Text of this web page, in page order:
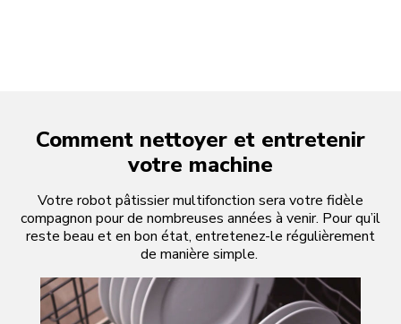
Comment nettoyer et entretenir
votre machine
Votre robot pâtissier multifonction sera votre fidèle
compagnon pour de nombreuses années à venir. Pour qu’il
reste beau et en bon état, entretenez-le régulièrement
de manière simple.